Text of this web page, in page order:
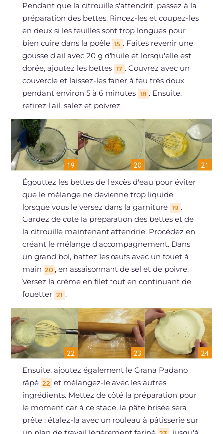
Pendant que la citrouille s'attendrit, passez à la
préparation des bettes. Rincez-les et coupez-les
en deux si les feuilles sont trop longues pour
bien cuire dans la poêle 15 . Faites revenir une
gousse d'ail avec 20 g d'huile et lorsqu'elle est
dorée, ajoutez les bettes 17 . Couvrez avec un
couvercle et laissez-les faner à feu très doux
pendant environ 5 à 6 minutes 18 . Ensuite,
retirez l'ail, salez et poivrez.
Égouttez les bettes de l'excès d'eau pour éviter
que le mélange ne devienne trop liquide
lorsque vous le versez dans la garniture 19 .
Gardez de côté la préparation des bettes et de
la citrouille maintenant attendrie. Procédez en
créant le mélange d'accompagnement. Dans
un grand bol, battez les œufs avec un fouet à
main 20 , en assaisonnant de sel et de poivre.
Versez la crème en filet tout en continuant de
fouetter 21 .
Ensuite, ajoutez également le Grana Padano
râpé 22 et mélangez-le avec les autres
ingrédients. Mettez de côté la préparation pour
le moment car à ce stade, la pâte brisée sera
prête : étalez-la avec un rouleau à pâtisserie sur